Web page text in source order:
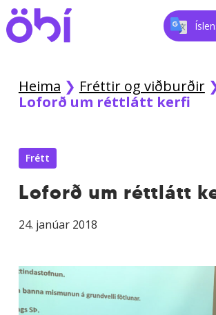
Skip
to
main
Heima ❯ Fréttir og viðburðir
Loforð um réttlátt kerfi
Frétt
Loforð um réttlátt
24. janúar 2018